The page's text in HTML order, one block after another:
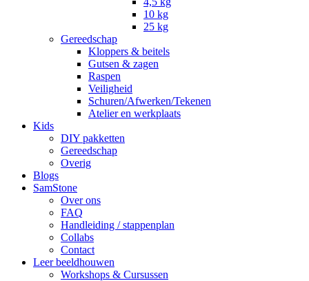
10 kg
25 kg
Gereedschap
Kloppers & beitels
Gutsen & zagen
Raspen
Veiligheid
Schuren/Afwerken/Tekenen
Atelier en werkplaats
Kids
DIY pakketten
Gereedschap
Overig
Blogs
SamStone
Over ons
FAQ
Handleiding / stappenplan
Collabs
Contact
Leer beeldhouwen
Workshops & Cursussen